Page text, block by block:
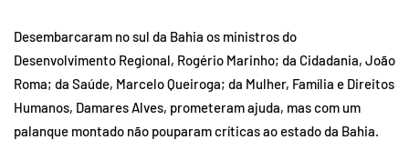
Desembarcaram no sul da Bahia os ministros do
Desenvolvimento Regional, Rogério Marinho; da Cidadania, João
Roma; da Saúde, Marcelo Queiroga; da Mulher, Família e Direitos
Humanos, Damares Alves, prometeram ajuda, mas com um
palanque montado não pouparam críticas ao estado da Bahia.